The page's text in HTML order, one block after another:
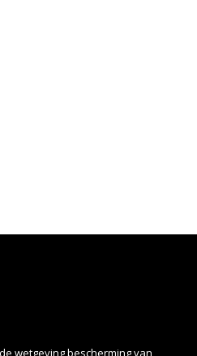
wetgeving bescherming van